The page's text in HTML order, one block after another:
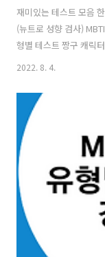
재미있는 테스트 모음
(뉴트로 성향 검사)
형별 테스트 짱구 캐릭
즘사람 테스트 MBTI
트, 마릴린먼로 ✅ 대표
을 선호하는 사람들은
뜻하고 동정적입니다.
뜻한 사람들입니다. 그
드러내지 않는 경향이
2022. 8. 4.